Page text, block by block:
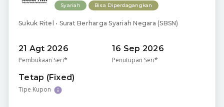
Syariah Bisa Diperdagangkan
Sukuk Ritel • Surat Berharga Syariah Negara (SBSN)
21 Agt 2026
Pembukaan Seri*
16 Sep 2026
Penutupan Seri*
Tetap (Fixed)
Tipe Kupon